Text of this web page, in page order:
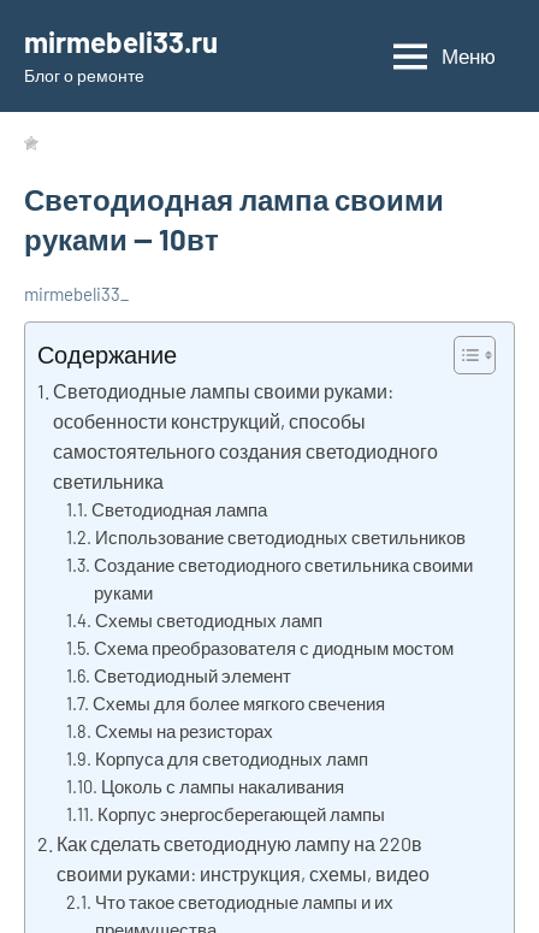
содержимому
mirmebeli33.ru
Блог о ремонте
Меню
Светодиодная лампа своими
руками — 10вт
заняния об
электрике
mirmebeli33_
Содержание
Светодиодные лампы своими руками:
особенности конструкций, способы
самостоятельного создания светодиодного
светильника
Светодиодная лампа
Использование светодиодных светильников
Создание светодиодного светильника своими
руками
Схемы светодиодных ламп
Схема преобразователя с диодным мостом
Светодиодный элемент
Схемы для более мягкого свечения
Схемы на резисторах
Корпуса для светодиодных ламп
Цоколь с лампы накаливания
Корпус энергосберегающей лампы
Как сделать светодиодную лампу на 220в
своими руками: инструкция, схемы, видео
Что такое светодиодные лампы и их